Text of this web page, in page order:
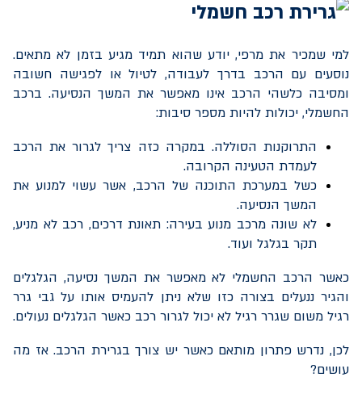
למי שמכיר את מרפי, יודע שהוא תמיד מגיע בזמן לא מתאים.
נוסעים עם הרכב בדרך לעבודה, לטיול או לפגישה חשובה
ומסיבה כלשהי הרכב אינו מאפשר את המשך הנסיעה. ברכב
החשמלי, יכולות להיות מספר סיבות:
התרוקנות הסוללה. במקרה כזה צריך לגרור את הרכב
לעמדת הטעינה הקרובה.
כשל במערכת התוכנה של הרכב, אשר עשוי למנוע את
המשך הנסיעה.
לא שונה מרכב מנוע בעירה: תאונת דרכים, רכב לא מניע,
תקר בגלגל ועוד.
כאשר הרכב החשמלי לא מאפשר את המשך נסיעה, הגלגלים
והגיר ננעלים בצורה כזו שלא ניתן להעמיס אותו על גבי גרר
רגיל משום שגרר רגיל לא יכול לגרור רכב כאשר הגלגלים נעולים.
לכן, נדרש פתרון מותאם כאשר יש צורך בגרירת הרכב. אז מה
עושים?